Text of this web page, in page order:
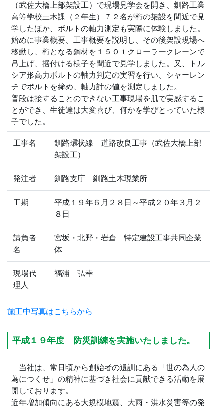
（武佐大橋上部架設工）で現場見学会を開き、釧路工業
高等学校土木課（２年生）７２名が桁の架設を間近で見
学したほか、ボルトの軸力測定も実際に体験しました。
始めに事業概要、工事概要を説明し、その後架設現場へ
移動し、桁となる鋼材を１５０ｔクローラークレーンで
吊上げ、据付ける様子を間近で見学しました。又、トル
シア形高力ボルトの軸力判定の実習を行い、シャーレン
チでボルトを締め、軸力計の値を測定しました。
普段は接することのできない工事現場を肌で実感するこ
とができ、生徒達は大変喜び、何かを学びとっていた様
子でした。
工事名
釧路環状線 道路改良工事（武佐大橋上部
架設工）
発注者 釧路支庁 釧路土木現業所
工期
平成１９年６月２８日～平成２０年３月２
８日
請負者
名
宮坂・北野・岩倉 特定建設工事共同企業
体
現場代
理人
福浦 弘幸
施工中写真はこちらから
平成１９年度 防災訓練を実施いたしました。
当社は、常日頃から創始者の遺訓にある「世の為人の
為につくせ」の精神に基づき社会に貢献できる活動を展
開しております。
近年増加傾向にある大規模地震、大雨・洪水災害等の発